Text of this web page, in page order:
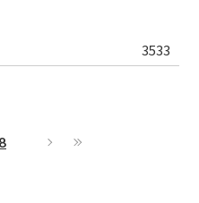
3533